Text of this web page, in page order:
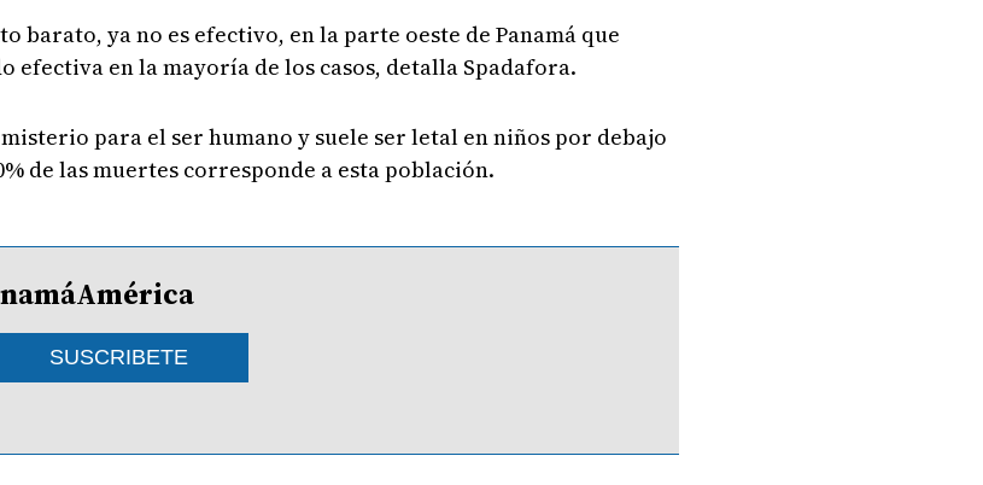
ya no es efectivo, en la parte oeste de Panamá que
efectiva en la mayoría de los casos, detalla Spadafora.
para el ser humano y suele ser letal en niños por debajo
de las muertes corresponde a esta población.
SUSCRIBETE